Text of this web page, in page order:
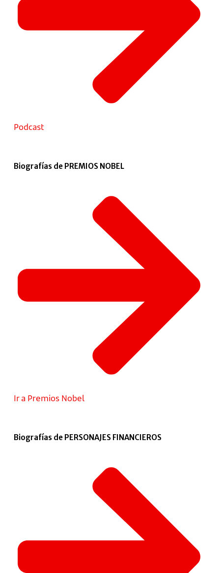
Podcast
Biografías de PREMIOS NOBEL
Ir a Premios Nobel
Biografías de PERSONAJES FINANCIEROS